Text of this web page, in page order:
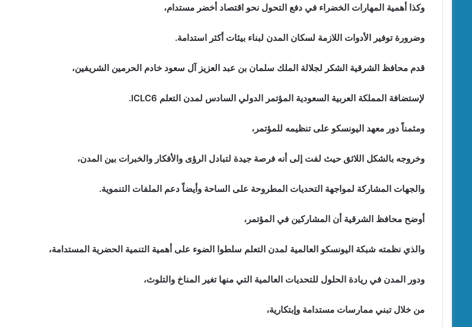
وكذا أهمية المهارات الخضراء في دفع التحول نحو اقتصاد أخضر مستدام،
وضرورة توفير الأدوات اللازمة لسكان المدن لبناء بيئات أكثر استدامة.
قدم محافظ الشرقية الشكر لجلالة الملك سلمان بن عبد العزيز آل سعود خادم الحرمين الشريفين،
لإستضافة المملكة العربية السعودية المؤتمر الدولي السادس لمدن التعلم ICLC6.
ومثمناً دور معهد اليونسكو على تنظيمه للمؤتمر،
وخروجه بالشكل اللائق حيث لفت إلى أنه فرصة جيدة لتبادل الرؤى والأفكار والخبرات بين المدن،
والجهات المشاركة لمواجهة التحديات المطروحة على الساحة وأيضاً دعم الملفات التنموية.
أوضح محافظ الشرقية أن المشاركين في المؤتمر،
والذي نظمته شبكة اليونسكو العالمية لمدن التعلم سلطوا الضوء على أهمية التنمية الحضرية المستدامة،
ودور المدن في ريادة الحلول للتحديات العالمية التي منها تغير المناخ والتلوث،
من خلال تبني ممارسات مستدامة وإبتكارية،